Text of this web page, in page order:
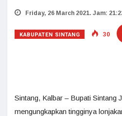
Friday, 26 March 2021. Jam:
KABUPATEN SINTANG 30
Sintang, Kalbar – Bupati Sintang
mengungkapkan tingginya